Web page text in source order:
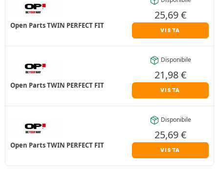
Open Parts TWIN PERFECT FIT
25,69€
VISTA
Open Parts TWIN PERFECT FIT
Disponibile
21,98€
VISTA
Open Parts TWIN PERFECT FIT
Disponibile
25,69€
VISTA